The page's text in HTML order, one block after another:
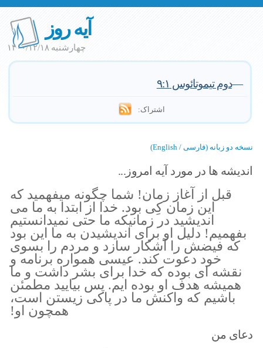
آیه روز
چهارشنبه ۱۴۰۰/۱۲/۱۸
—دوم تيموتائوس ٩:١
اشتراک:
نسخه دو زبانه (فارسی / English)
اندیشه ها در مورد آیه امروز...
قبل از آغاز زمان! شما چگونه ميفهميد كه
اين زمان كِى بود. خدا از ابتدا به ما مى
انديشيد در زمانيكه ما حتى نميدانستيم
بفهميم! دليل او براى انديشيدن به ما اين بود
كه فيضش را آشكار سازد و مردم را بسوى
خود دعوت كند. عيسى همواره برنامه و
نقشه اى بوده كه خدا براى بشر داشت و ما
هميشه هدف او بوده ايم. پس بياييد مطمئن
باشيم كه واكنش ما در پاكى زيستن است،
همچون او!
دعای من